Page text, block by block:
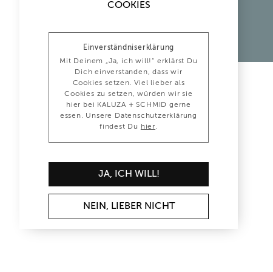
COOKIES
Einverständniserklärung
Mit Deinem „Ja, ich will!“ erklärst Du
Dich einverstanden, dass wir
Cookies setzen. Viel lieber als
Cookies zu setzen, würden wir sie
hier bei KALUZA + SCHMID gerne
essen. Unsere Datenschutzerklärung
findest Du hier.
JA, ICH WILL!
NEIN, LIEBER NICHT